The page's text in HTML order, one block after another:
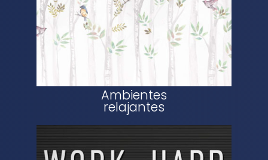
Ambientes
relajantes